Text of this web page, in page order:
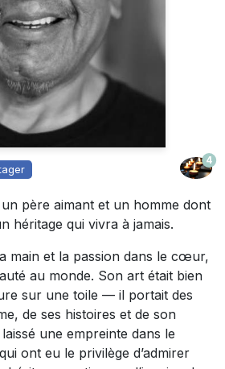
4
père aimant et un homme dont
héritage qui vivra à jamais.
main et la passion dans le cœur,
au monde. Son art était bien
sur une toile — il portait des
de ses histoires et de son
une empreinte dans le
ont eu le privilège d’admirer